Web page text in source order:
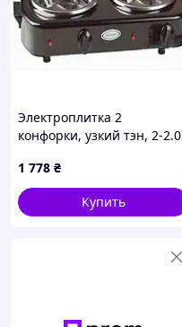
Электроплитка 2
конфорки, узкий тэн, 2-2.0
1 778 ₴
Купить